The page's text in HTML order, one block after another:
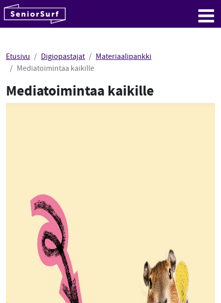
Hyppää sisältöön
Etusivu Digiopastajat
Materiaalipankki
Mediatoimintaa kaikille
Mediatoimintaa kaikille